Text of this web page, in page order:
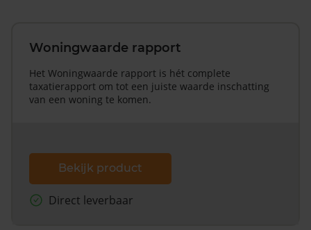
Woningwaarde rapport
Het Woningwaarde rapport is hét complete
taxatierapport om tot een juiste waarde inschatting
van een woning te komen.
Bekijk product
Direct leverbaar